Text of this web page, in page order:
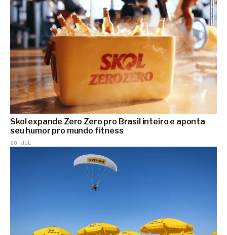
Skol expande Zero Zero pro Brasil inteiro e aponta
seu humor pro mundo fitness
28 JUL